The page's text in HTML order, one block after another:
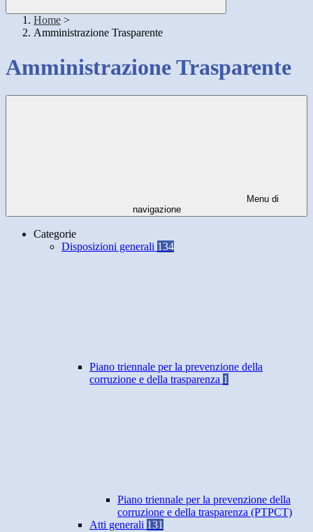
Home >
Amministrazione Trasparente
Amministrazione Trasparente
Menu di
navigazione
Categorie
Disposizioni generali 134
Piano triennale per la prevenzione della
corruzione e della trasparenza 1
Piano triennale per la prevenzione della
corruzione e della trasparenza (PTPCT)
Atti generali 131